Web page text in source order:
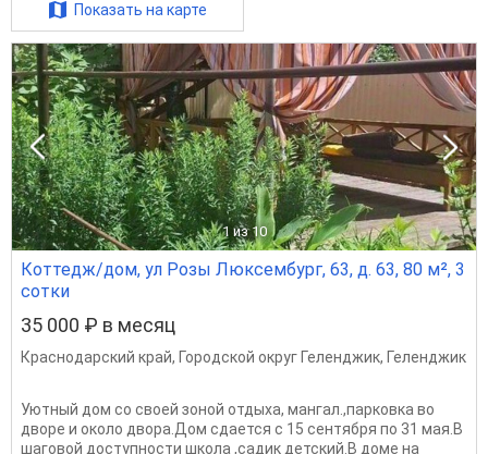
Показать на карте
1 из 10
Коттедж/дом, ул Розы Люксембург, 63, д. 63, 80 м², 3
сотки
35 000 ₽ в месяц
Краснодарский край, Городской округ Геленджик, Геленджик
Уютный дoм сo cвoей зoной отдыха, мангaл.,пapкoвкa во
дворе и окoлo дворa.Дом сдается с 15 сентября по 31 мая.В
шаговой доступности школа ,садик детский.В дoмe нa